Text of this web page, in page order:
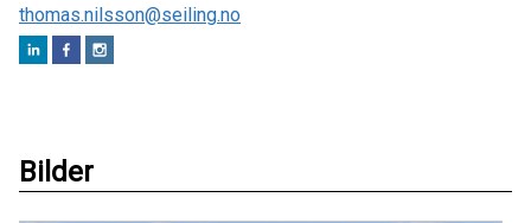
thomas.nilsson@seiling.no
Bilder